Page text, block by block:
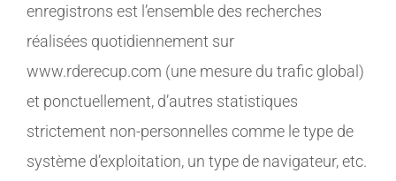
enregistrons est l’ensemble des recherches
réalisées quotidiennement sur
www.rderecup.com (une mesure du trafic global)
et ponctuellement, d’autres statistiques
strictement non-personnelles comme le type de
système d’exploitation, un type de navigateur, etc.